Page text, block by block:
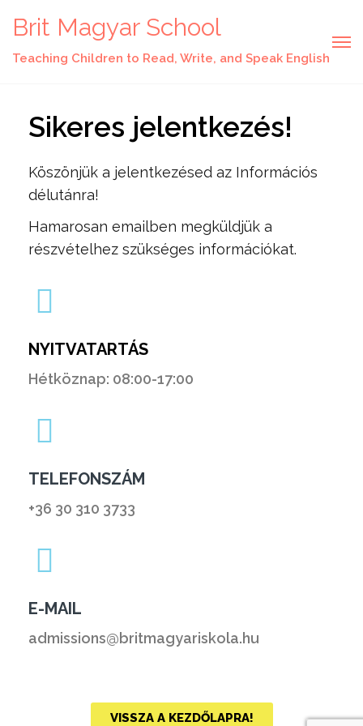
Brit Magyar School
Teaching Children to Read, Write, and Speak English
Sikeres jelentkezés!
Köszönjük a jelentkezésed az Információs
délutánra!
Hamarosan emailben megküldjük a
részvételhez szükséges információkat.
NYITVATARTÁS
Hétköznap: 08:00-17:00
TELEFONSZÁM
+36 30 310 3733
E-MAIL
admissions@britmagyariskola.hu
VISSZA A KEZDŐLAPRA!